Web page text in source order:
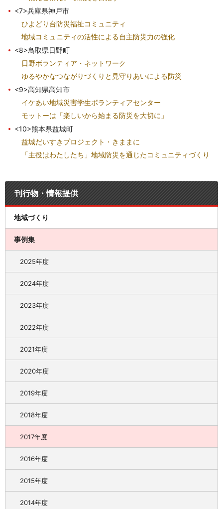
<7>兵庫県神戸市
ひよどり台防災福祉コミュニティ
地域コミュニティの活性による自主防災力の強化
<8>鳥取県日野町
日野ボランティア・ネットワーク
ゆるやかなつながりづくりと見守りあいによる防災
<9>高知県高知市
イケあい地域災害学生ボランティアセンター
モットーは「楽しいから始まる防災を大切に」
<10>熊本県益城町
益城だいすきプロジェクト・きままに
「主役はわたしたち」地域防災を通じたコミュニティづくり
刊行物・情報提供
地域づくり
事例集
2025年度
2024年度
2023年度
2022年度
2021年度
2020年度
2019年度
2018年度
2017年度
2016年度
2015年度
2014年度